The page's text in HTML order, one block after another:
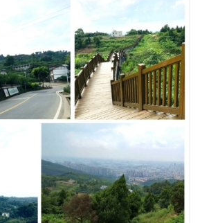
mau
rave'a
aravihi
apî
no
te
mau
Lti.
LIANDO
U
Valley